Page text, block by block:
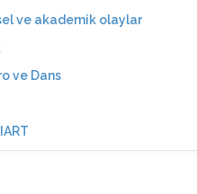
ve akademik olaylar
ve Dans